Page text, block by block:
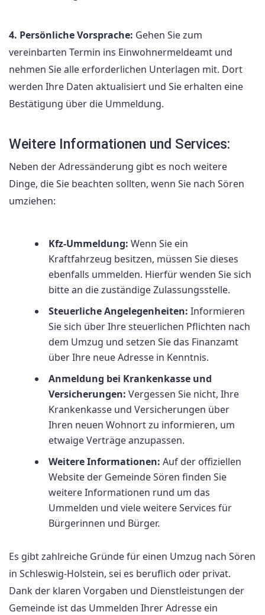
4. Persönliche Vorsprache: Gehen Sie zum
vereinbarten Termin ins Einwohnermeldeamt und
nehmen Sie alle erforderlichen Unterlagen mit. Dort
werden Ihre Daten aktualisiert und Sie erhalten eine
Bestätigung über die Ummeldung.
Weitere Informationen und Services:
Neben der Adressänderung gibt es noch weitere
Dinge, die Sie beachten sollten, wenn Sie nach Sören
umziehen:
Kfz-Ummeldung: Wenn Sie ein
Kraftfahrzeug besitzen, müssen Sie dieses
ebenfalls ummelden. Hierfür wenden Sie sich
bitte an die zuständige Zulassungsstelle.
Steuerliche Angelegenheiten: Informieren
Sie sich über Ihre steuerlichen Pflichten nach
dem Umzug und setzen Sie das Finanzamt
über Ihre neue Adresse in Kenntnis.
Anmeldung bei Krankenkasse und
Versicherungen: Vergessen Sie nicht, Ihre
Krankenkasse und Versicherungen über
Ihren neuen Wohnort zu informieren, um
etwaige Verträge anzupassen.
Weitere Informationen: Auf der offiziellen
Website der Gemeinde Sören finden Sie
weitere Informationen rund um das
Ummelden und viele weitere Services für
Bürgerinnen und Bürger.
Es gibt zahlreiche Gründe für einen Umzug nach Sören
in Schleswig-Holstein, sei es beruflich oder privat.
Dank der klaren Vorgaben und Dienstleistungen der
Gemeinde ist das Ummelden Ihrer Adresse ein